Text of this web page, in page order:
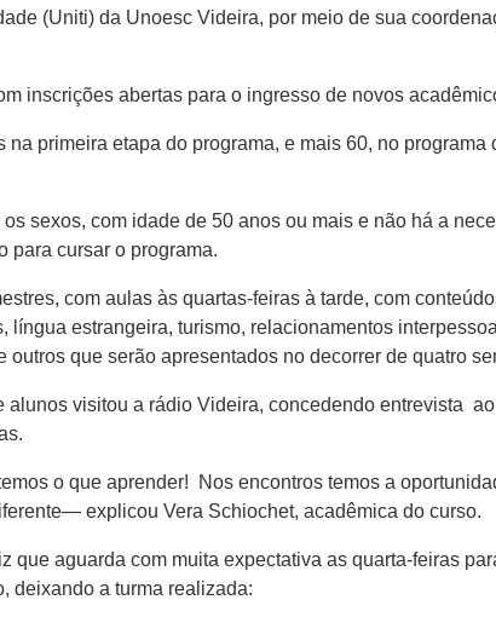
(Uniti) da Unoesc Videira, por meio de sua
inscrições abertas para o ingresso de novos
primeira etapa do programa, e mais 60, no
sexos, com idade de 50 anos ou mais e não há a
para cursar o programa.
com aulas às quartas-feiras à tarde, com
língua estrangeira, turismo, relacionamentos
que serão apresentados no decorrer de quatro
alunos visitou a rádio Videira, concedendo entrevista
o que aprender! Nos encontros temos a
explicou Vera Schiochet, acadêmica do curso.
que aguarda com muita expectativa as quarta-feiras
deixando a turma realizada: